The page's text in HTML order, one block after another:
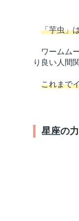
「芋虫」
ワームム
り良い人間
これまで
星座の